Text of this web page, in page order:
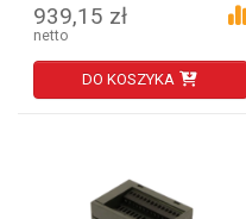
939,15 zł
netto
DO KOSZYKA